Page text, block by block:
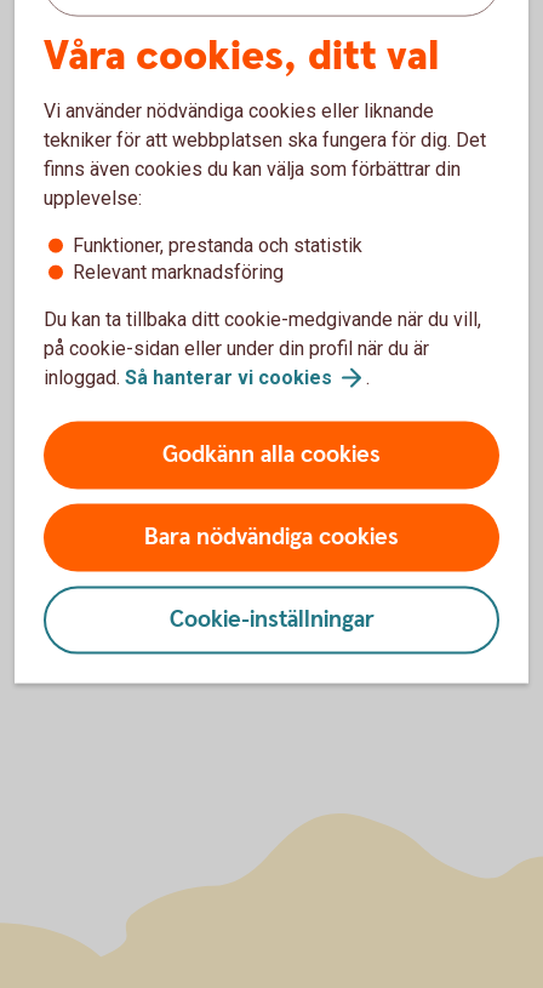
Programuppdatering av
telefon och surfplatta
uppdaterad version av operativsystemet i din mobil
eller surfplatta.
Uppdatera operativsystem
För att se detta innehåll behöver du först
godkänna cookies för Funktioner, prestanda
och statistik.
Inställningar för cookies
Våra cookies, ditt val
Vi använder nödvändiga cookies eller liknande
tekniker för att webbplatsen ska fungera för dig. Det
finns även cookies du kan välja som förbättrar din
upplevelse:
Funktioner, prestanda och statistik
Relevant marknadsföring
Du kan ta tillbaka ditt cookie-medgivande när du vill,
på cookie-sidan eller under din profil när du är
inloggad. Så hanterar vi cookies .
Godkänn alla cookies
Bara nödvändiga cookies
Cookie-inställningar